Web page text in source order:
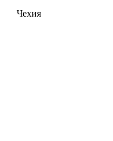
Чехия